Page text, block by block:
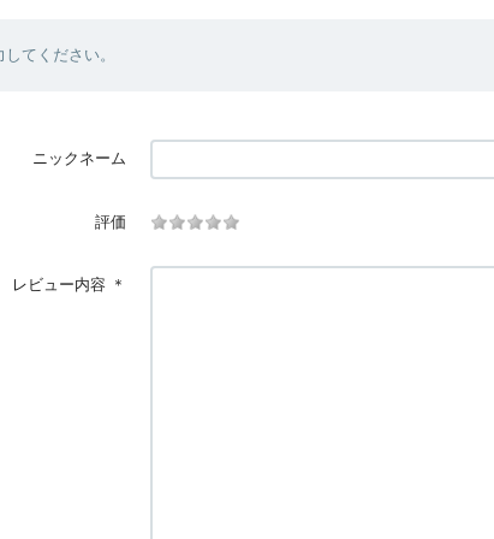
てください。
ニックネーム
評価
レビュー内容 ＊